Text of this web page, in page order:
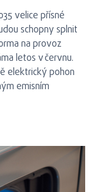
velice přísné
schopny splnit
na provoz
letos v červnu.
elektrický pohon
emisním